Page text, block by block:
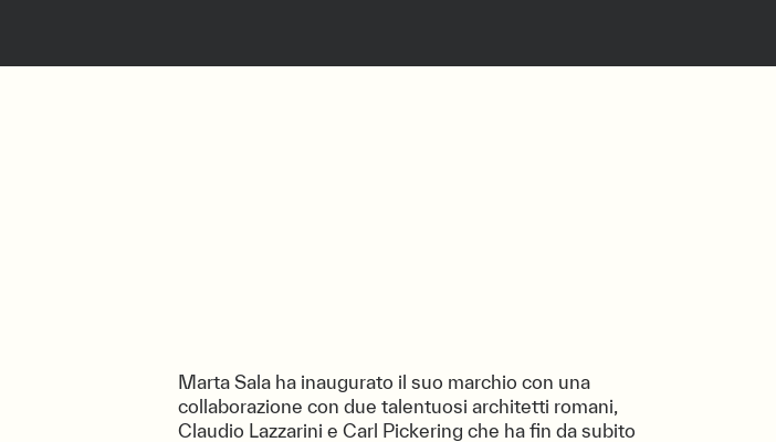
Marta Sala ha inaugurato il suo marchio con una
collaborazione con due talentuosi architetti romani,
Claudio Lazzarini e Carl Pickering che ha fin da subito